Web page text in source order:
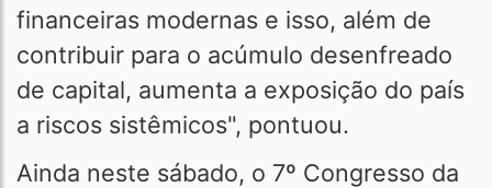
financeiras modernas e isso, além de
contribuir para o acúmulo desenfreado
de capital, aumenta a exposição do país
a riscos sistêmicos", pontuou.
Ainda neste sábado, o 7º Congresso da